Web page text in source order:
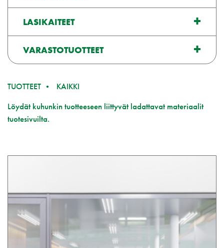
LASIKAITEET
VARASTOTUOTTEET
TUOTTEET KAIKKI
Löydät kuhunkin tuotteeseen liittyvät ladattavat materiaalit
tuotesivuilta.